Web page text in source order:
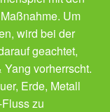
Um
wird bei der
geachtet,
vorherrscht.
Erde, Metall
zu